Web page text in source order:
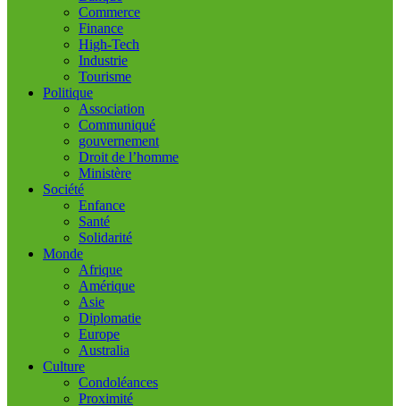
Commerce
Finance
High-Tech
Industrie
Tourisme
Politique
Association
Communiqué
gouvernement
Droit de l’homme
Ministère
Société
Enfance
Santé
Solidarité
Monde
Afrique
Amérique
Asie
Diplomatie
Europe
Australia
Culture
Condoléances
Proximité